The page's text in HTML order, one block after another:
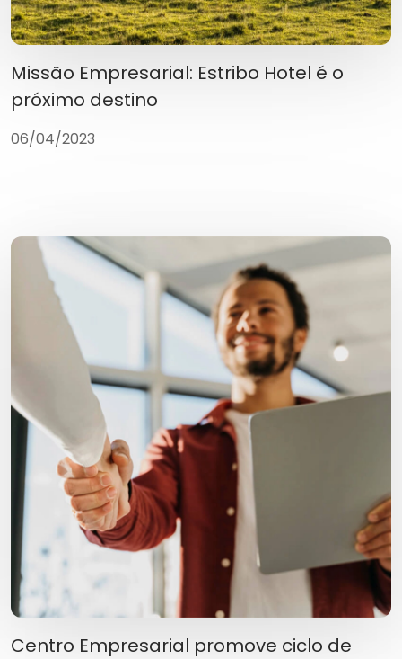
Missão Empresarial: Estribo Hotel é o
próximo destino
06/04/2023
Centro Empresarial promove ciclo de